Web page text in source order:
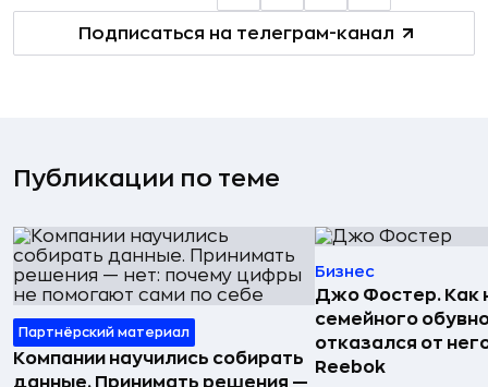
Подписаться на телеграм-канал
Публикации по теме
Партнёрский материал
Компании научились собирать
данные. Принимать решения —
Бизнес
Джо Фостер. Как
семейного
отказался от
Reebok